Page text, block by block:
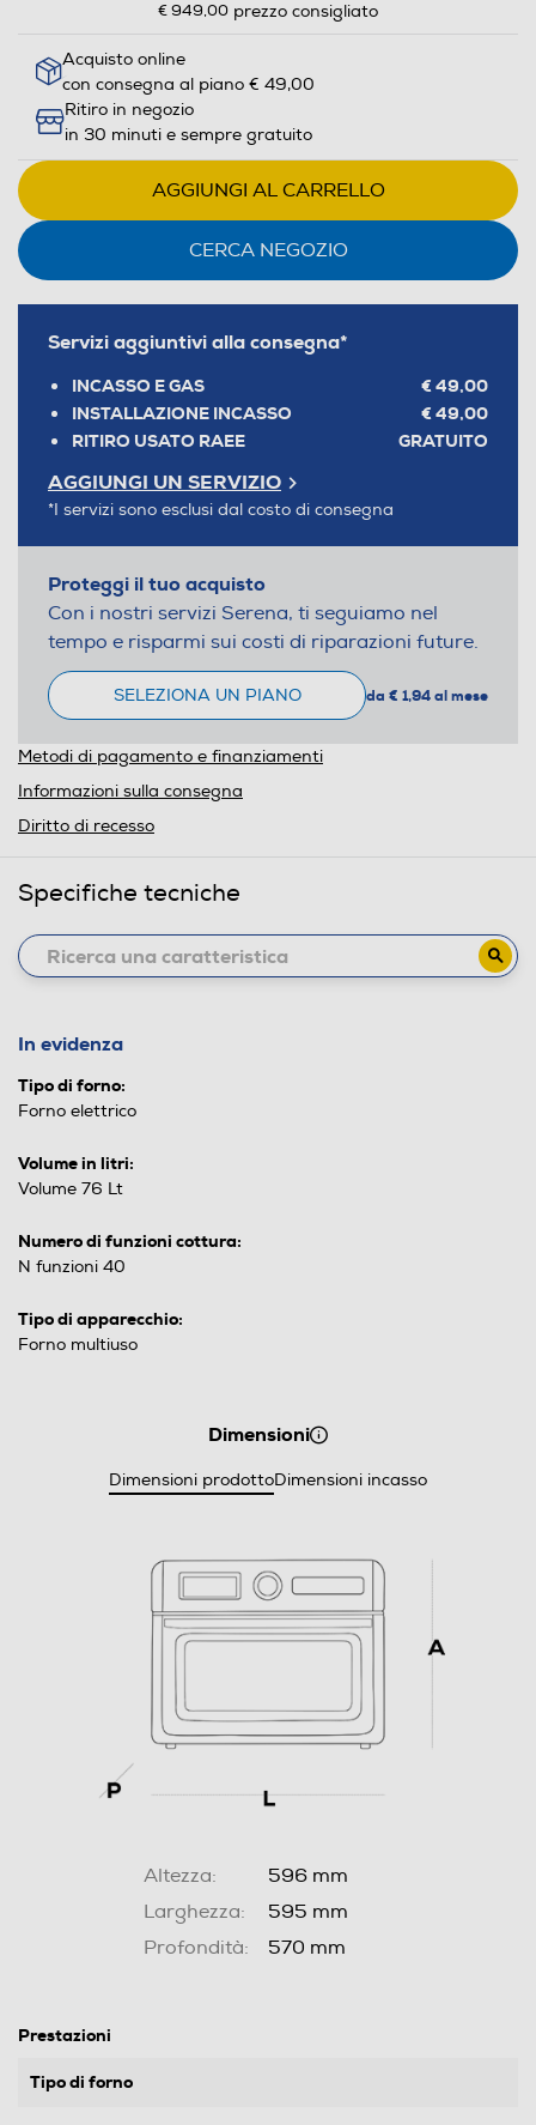
€ 949,00 prezzo consigliato
Acquisto online
con consegna al piano € 49,00
Ritiro in negozio
in 30 minuti e sempre gratuito
AGGIUNGI AL CARRELLO
CERCA NEGOZIO
Servizi aggiuntivi alla consegna*
INCASSO E GAS
€ 49,00
INSTALLAZIONE INCASSO
€ 49,00
RITIRO USATO RAEE
GRATUITO
AGGIUNGI UN SERVIZIO
*I servizi sono esclusi dal costo di consegna
Proteggi il tuo acquisto
Con i nostri servizi Serena, ti seguiamo nel
tempo e risparmi sui costi di riparazioni future.
SELEZIONA UN PIANO da € 1,94 al mese
Metodi di pagamento e finanziamenti
Informazioni sulla consegna
Diritto di recesso
Specifiche tecniche
In evidenza
Tipo di forno:
Forno elettrico
Volume in litri:
Volume 76 Lt
Numero di funzioni cottura:
N funzioni 40
Tipo di apparecchio:
Forno multiuso
Dimensioni
Dimensioni prodottoDimensioni incasso
Altezza:
596 mm
Larghezza:
595 mm
Profondità:
570 mm
Prestazioni
Tipo di forno